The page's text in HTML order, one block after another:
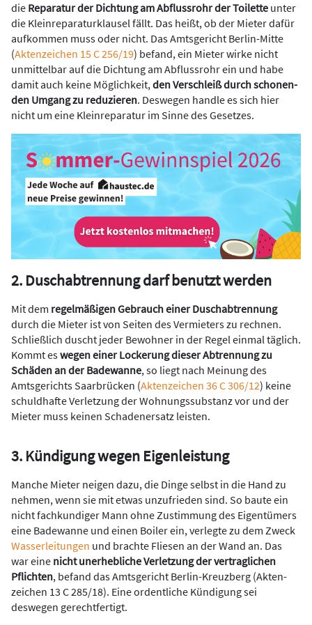
die Repa­ratur der Dichtung am Abflussrohr der Toilette unter
die Kleinrepara­turklausel fällt. Das heißt, ob der Mieter dafür
aufkommen muss oder nicht. Das Amtsgericht Berlin-Mitte
(Aktenzeichen 15 C 256/19) befand, ein Mieter wirke nicht
unmittelbar auf die Dichtung am Abflussrohr ein und habe
damit auch keine Möglichkeit,den Verschleiß durch schonen­
den Umgang zu reduzieren. Deswegen handle es sich hier
nicht um eine Kleinreparatur im Sinne des Gesetzes.
2. Duschabtrennung darf benutzt werden
Mit dem regelmäßigen Gebrauch einer Duschabtrennung
durch die Mieter ist von Seiten des Vermieters zu rechnen.
Schließlich duscht jeder Bewohner in der Regel einmal täglich.
Kommt eswegen einer Lockerung dieser Abtrennung zu
Schäden an der Badewanne, so liegt nach Meinung des
Amtsgerichts Saarbrücken (Aktenzeichen 36 C 306/12) keine
schuldhafte Verletzung der Wohnungssubstanz vor und der
Mieter muss keinen Schadenersatz leisten.
3. Kündigung wegen Eigenleistung
Manche Mieter neigen dazu, die Dinge selbst in die Hand zu
nehmen, wenn sie mit etwas unzufrieden sind. So baute ein
nicht fachkundiger Mann ohne Zustimmung des Eigentümers
eine Badewanne und einen Boiler ein, verlegte zu dem Zweck
Wasserleitungen und brachte Fliesen an der Wand an. Das
war eine nicht unerhebliche Verletzung der ver­traglichen
Pflichten, befand das Amtsgericht Berlin-Kreuzberg (Akten­
zeichen 13 C 285/18). Eine ordentliche Kündigung sei
deswegen ge­rechtfertigt.